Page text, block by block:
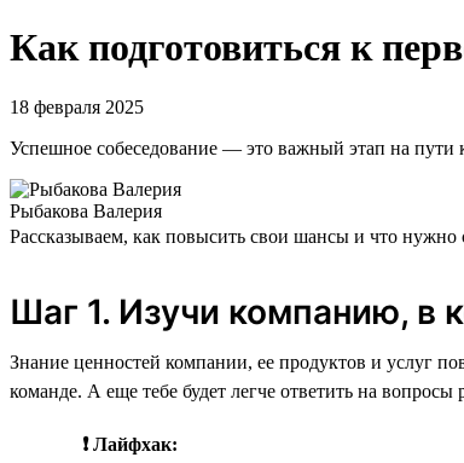
Как подготовиться к
18 февраля 2025
Успешное собеседование — это важный этап на пути
Рыбакова Валерия
Рассказываем, как повысить свои шансы и что нужно
Шаг 1. Изучи компанию, в
Знание ценностей компании, ее продуктов и услуг
команде. А еще тебе будет легче ответить на вопросы
❗ Лайфхак: